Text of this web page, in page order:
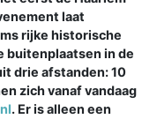
laat
rijke historische
buitenplaatsen in de
drie afstanden: 10
zich vanaf vandaag
. Er is alleen een